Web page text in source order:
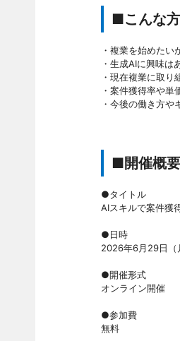
■こんな
・複業を始めたい
・生成AIに興味は
・現在複業に取
・案件獲得率や単
・今後の働き方や
■開催概要
●タイトル
AIスキルで案件獲
●日時
2026年6月29日
●開催形式
オンライン開催
●参加費
無料